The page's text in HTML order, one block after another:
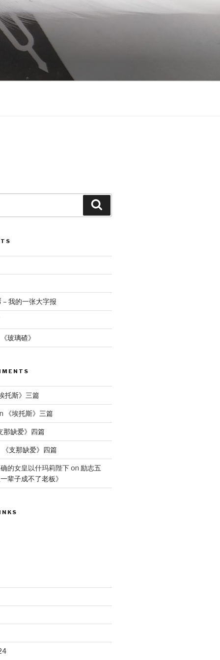
我的一张大字报
玻璃碴》
托斯》三篇
《埃托斯》三篇
那缺爱》四篇
《支那缺爱》四篇
的女皇以什玛莉陛下on 励志五
辈子成不了老板》